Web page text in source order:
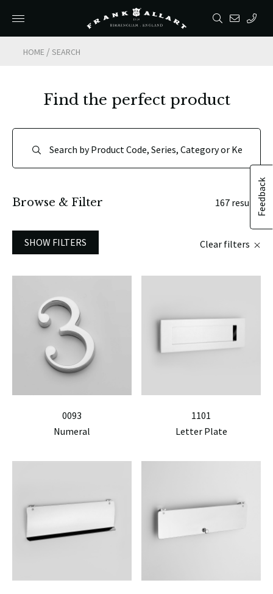
HOME /SEARCH
Feedback
Find the perfect product
Browse & Filter 167 results
SHOW FILTERS Clear filters
0093
Numeral
1101
Letter Plate